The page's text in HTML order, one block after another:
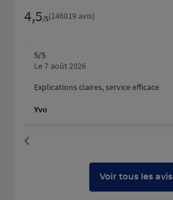
4,5/5Note de 4.5 sur 5
(146019 avis)
5/5
Le 7 août 2026
Explications claires, service efficace
Yvo
Voir tous les avis